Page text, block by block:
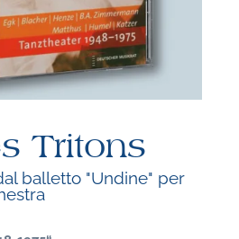
Tritons
balletto "Undine" per